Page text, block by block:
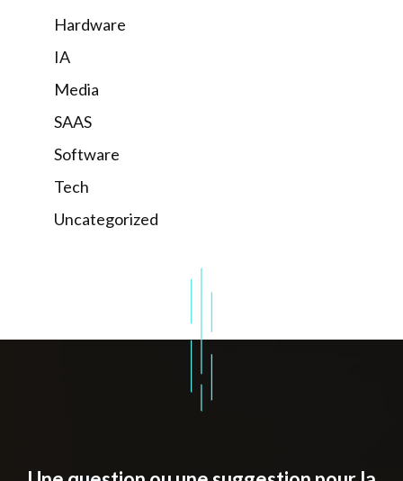
Hardware
IA
Media
SAAS
Software
Tech
Uncategorized